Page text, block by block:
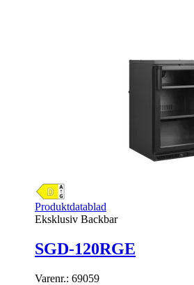
Produktdatablad
Eksklusiv Backbar
SGD-120RGE
Varenr.: 69059